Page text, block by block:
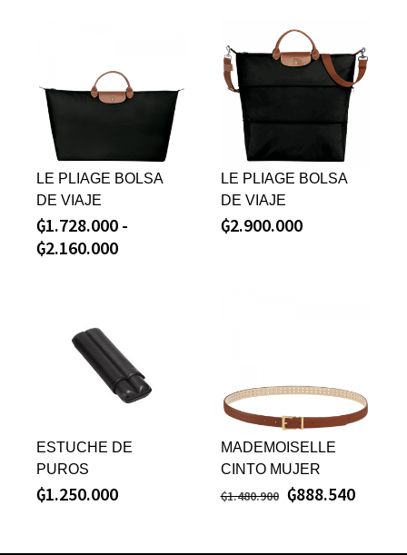
LE PLIAGE BOLSA
DE VIAJE
₲1.728.000 -
₲2.160.000
LE PLIAGE BOLSA
DE VIAJE
₲2.900.000
ESTUCHE DE
PUROS
₲1.250.000
MADEMOISELLE
CINTO MUJER
₲1.480.900 ₲888.540